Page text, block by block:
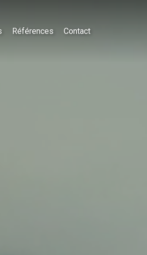
Références Contact